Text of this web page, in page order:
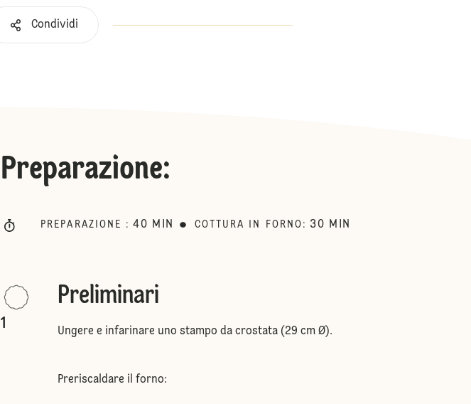
Condividi
Preparazione:
PREPARAZIONE : 40 MIN COTTURA IN FORNO : 30 MIN
1
Preliminari
Ungere e infarinare uno stampo da crostata (29 cm Ø).
Preriscaldare il forno: